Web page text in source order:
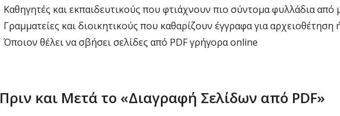
Καθηγητές και εκπαιδευτικούς που φτιάχνουν πιο σύντομα φυλλάδια από
Γραμματείες και διοικητικούς που καθαρίζουν έγγραφα για αρχειοθέτηση
Όποιον θέλει να σβήσει σελίδες από PDF γρήγορα online
Πριν και Μετά το «Διαγραφή Σελίδων από PDF»